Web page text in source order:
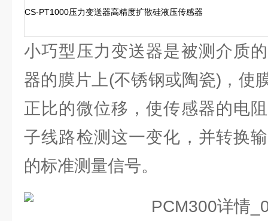
CS-PT1000压力变送器高精度扩散硅液压传感器
小巧型压力变送器是被测介质
器的膜片上(不锈钢或陶瓷)，使
正比的微位移，使传感器的电
子线路检测这一变化，并转换
的标准测量信号。